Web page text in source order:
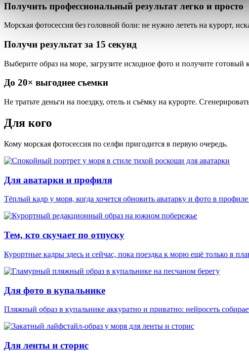
Получить профессиональный результат легко и просто
Морская фотосессия без головной боли: не нужно лететь на курорт,
Получи результат за 15 секунд
Выберите образ на море, загрузите исходное фото и получите готовый
До 20× выгоднее съемки
Не тратьте деньги на поездку, отель и съёмку на курорте.
Для кого
Кому морская фотосессия по селфи пригодится в первую очередь.
Для аватарки и профиля
Тёплый кадр у моря, когда хочется обновить аватарку и фото в
Тем, кто скучает по отпуску
Курортные кадры здесь и сейчас, пока поездка к морю ещё только в
Для фото в купальнике
Пляжный образ в купальнике аккуратно и приватно: нейросеть
Для ленты и сторис